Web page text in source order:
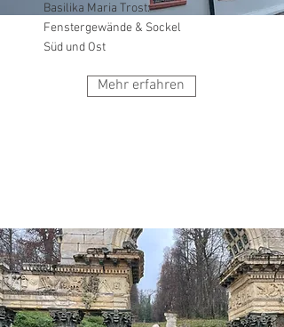
Basilika Maria Trost:
Fenstergewände & Sockel
Süd und Ost
Mehr erfahren